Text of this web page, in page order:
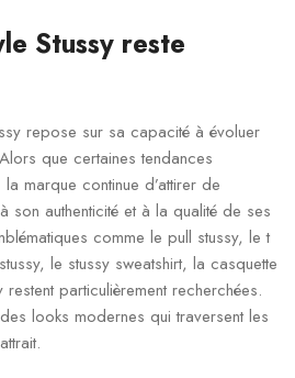
Stussy reste
repose sur sa capacité à évoluer
que certaines tendances
marque continue d’attirer de
son authenticité et à la qualité de ses
comme le pull stussy, le t
le stussy sweatshirt, la casquette
particulièrement recherchées.
looks modernes qui traversent les